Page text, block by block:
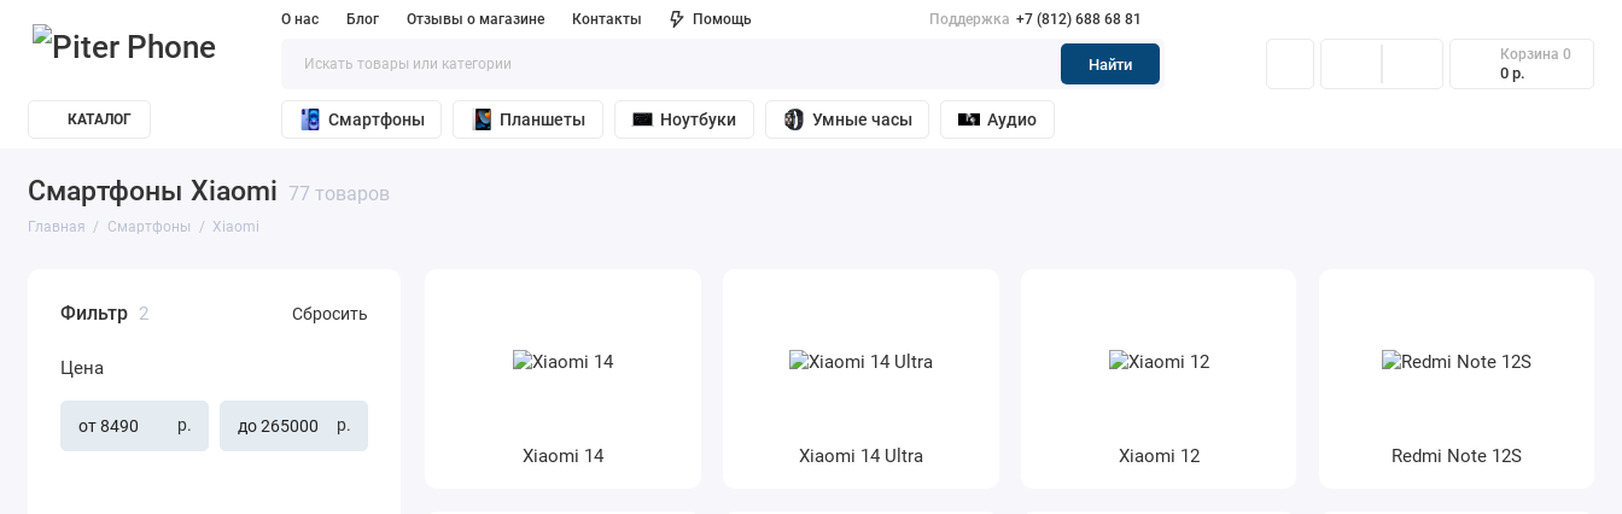
О нас Блог Отзывы о магазине Контакты Помощь Поддержка +7 (812) 688 68 81
Найти
Корзина 0
0 р.
КАТАЛОГ Смартфоны Планшеты Ноутбуки Умные часы Аудио
Смартфоны Xiaomi 77 товаров
Главная Смартфоны Xiaomi
Фильтр 2 Сбросить
Цена
р. р.
Xiaomi 14 Xiaomi 14 Ultra Xiaomi 12 Redmi Note 12S